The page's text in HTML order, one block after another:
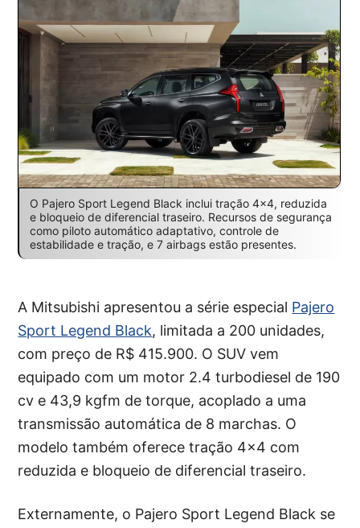
O Pajero Sport Legend Black inclui tração 4×4, reduzida
e bloqueio de diferencial traseiro. Recursos de segurança
como piloto automático adaptativo, controle de
estabilidade e tração, e 7 airbags estão presentes.
A Mitsubishi apresentou a série especial Pajero
Sport Legend Black, limitada a 200 unidades,
com preço de R$ 415.900. O SUV vem
equipado com um motor 2.4 turbodiesel de 190
cv e 43,9 kgfm de torque, acoplado a uma
transmissão automática de 8 marchas. O
modelo também oferece tração 4×4 com
reduzida e bloqueio de diferencial traseiro.
Externamente, o Pajero Sport Legend Black se